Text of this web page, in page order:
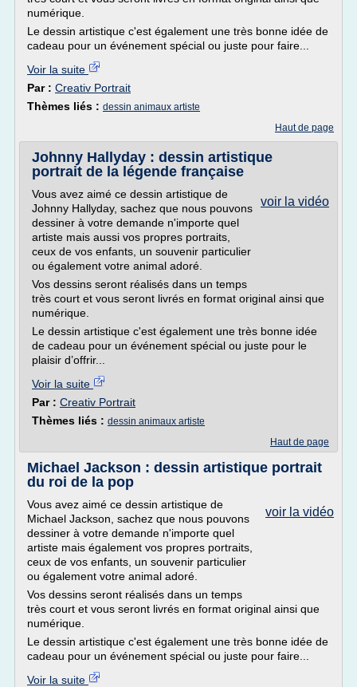
numérique.
Le dessin artistique c'est également une très bonne idée de
cadeau pour un événement spécial ou juste pour faire...
Voir la suite
Par : Creativ Portrait
Thèmes liés : dessin animaux artiste
Haut de page
Johnny Hallyday : dessin artistique
portrait de la légende française
voir la vidéo
Vous avez aimé ce dessin artistique de
Johnny Hallyday, sachez que nous pouvons
dessiner à votre demande n'importe quel
artiste mais aussi vos propres portraits,
ceux de vos enfants, un souvenir particulier
ou également votre animal adoré.
Vos dessins seront réalisés dans un temps
très court et vous seront livrés en format original ainsi que
numérique.
Le dessin artistique c'est également une très bonne idée
de cadeau pour un événement spécial ou juste pour le
plaisir d’offrir...
Voir la suite
Par : Creativ Portrait
Thèmes liés : dessin animaux artiste
Haut de page
Michael Jackson : dessin artistique portrait
du roi de la pop
voir la vidéo
Vous avez aimé ce dessin artistique de
Michael Jackson, sachez que nous pouvons
dessiner à votre demande n'importe quel
artiste mais également vos propres portraits,
ceux de vos enfants, un souvenir particulier
ou également votre animal adoré.
Vos dessins seront réalisés dans un temps
très court et vous seront livrés en format original ainsi que
numérique.
Le dessin artistique c'est également une très bonne idée de
cadeau pour un événement spécial ou juste pour faire...
Voir la suite